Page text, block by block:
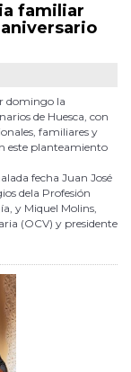
familiar
domingo la
de Huesca, con
familiares y
este planteamiento
fecha Juan José
dela Profesión
y Miquel Molins,
(OCV) y presidente